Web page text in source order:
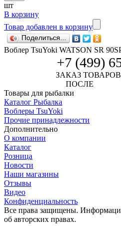
шт
В корзину
Товар добавлен в корзину
Поделиться...
Воблер TsuYoki WATSON SR
+7 (499)
ЗАКАЗ
ПОСЛЕ
Товары для рыбалки
Каталог Рыбалка
Воблеры TsuYoki
Прочие принадлежности
Дополнительно
О компании
Каталог
Розница
Новости
Наши магазины
Отзывы
Видео
Конфиденциальность
Все права защищены.
об авторских правах.